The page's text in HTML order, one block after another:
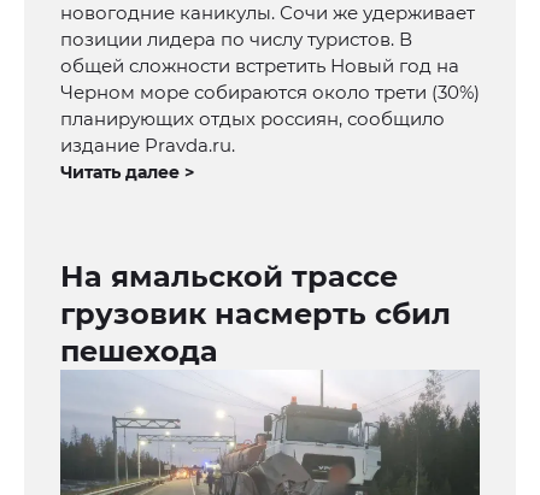
новогодние каникулы. Сочи же удерживает
позиции лидера по числу туристов. В
общей сложности встретить Новый год на
Черном море собираются около трети (30%)
планирующих отдых россиян, сообщило
издание Pravda.ru.
Читать далее >
На ямальской трассе
грузовик насмерть сбил
пешехода